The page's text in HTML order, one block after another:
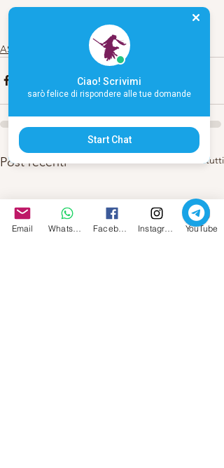
ASTROLOGIA
Post recenti Mostra tutti
Email YouTube
Ciao! Scrivimi
sarò felice di rispondere alle tue domande
Start Chat